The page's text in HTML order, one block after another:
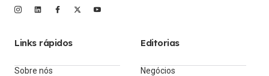
Links rápidos
Sobre nós
Editorias
Negócios